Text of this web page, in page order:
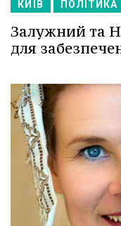
КИЇВ ПОЛІТИКА
Залужний та
для